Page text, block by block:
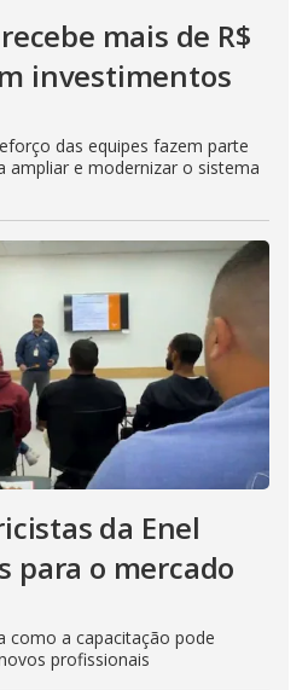
mais de R$
investimentos
das equipes fazem parte
ampliar e modernizar o sistema
da Enel
para o mercado
como a capacitação pode
profissionais